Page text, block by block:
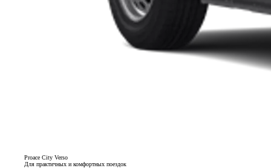
Proace City Verso
Для практичных и комфортных поездок